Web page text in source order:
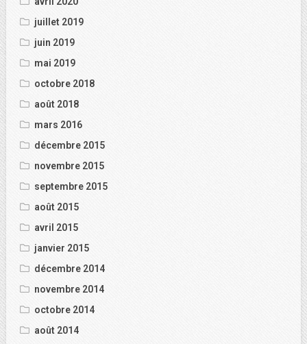
juillet 2019
juin 2019
mai 2019
octobre 2018
août 2018
mars 2016
décembre 2015
novembre 2015
septembre 2015
août 2015
avril 2015
janvier 2015
décembre 2014
novembre 2014
octobre 2014
août 2014